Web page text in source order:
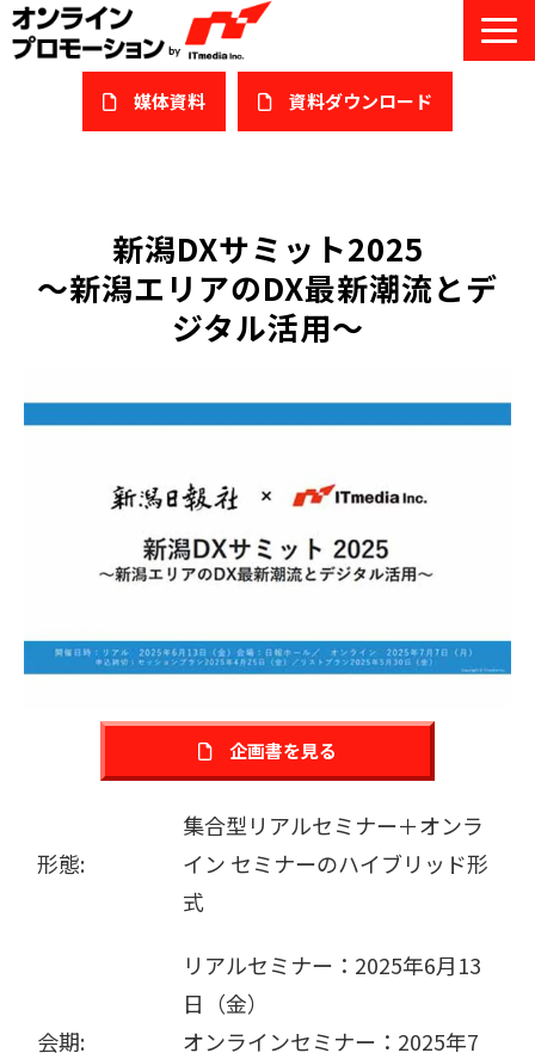
媒体資料 ​資料ダウンロード
私たちについて
サービスガイド/お役立ち資料
課題/ターゲット別で探す
オンライン展示会/協賛ウェビナー
セミナー情報/ブログ
販売パートナー募集
新潟DXサミット2025
～新潟エリアのDX最新潮流とデ
ジタル活用～
企画書を見る
形態:
集合型リアルセミナー＋オンラ
イン セミナーのハイブリッド形
式
会期:
リアルセミナー：2025年6月13
日（金）
オンラインセミナー：2025年7